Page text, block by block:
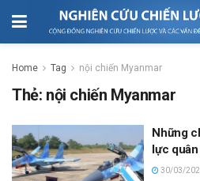
Home Tag nội chiến Myanmar
Thẻ: nội chiến Myanmar
Những
lực
30/03/